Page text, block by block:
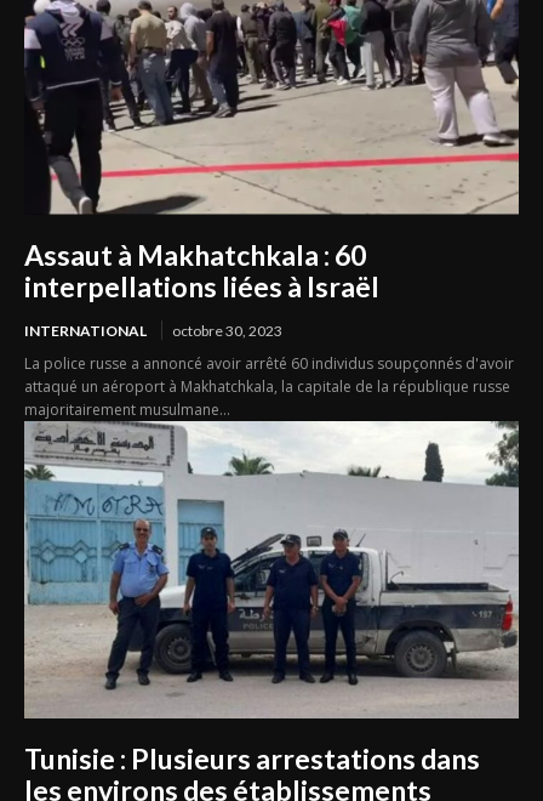
Assaut à Makhatchkala : 60
interpellations liées à Israël
INTERNATIONAL octobre 30, 2023
La police russe a annoncé avoir arrêté 60 individus soupçonnés d'avoir
attaqué un aéroport à Makhatchkala, la capitale de la république russe
majoritairement musulmane...
Tunisie : Plusieurs arrestations dans
les environs des établissements